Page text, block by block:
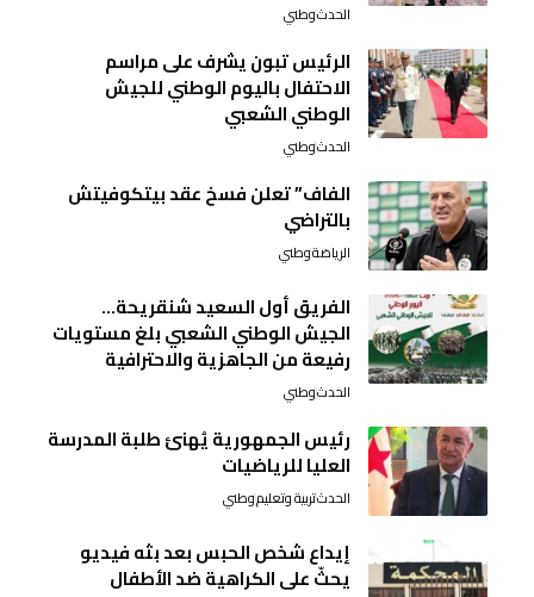
الحدثوطني
الرئيس تبون يشرف على مراسم
الاحتفال باليوم الوطني للجيش
الوطني الشعبي
الحدثوطني
الفاف” تعلن فسخ عقد بيتكوفيتش
بالتراضي
الرياضةوطني
الفريق أول السعيد شنقريحة…
الجيش الوطني الشعبي بلغ مستويات
رفيعة من الجاهزية والاحترافية
الحدثوطني
رئيس الجمهورية يُهنئ طلبة المدرسة
العليا للرياضيات
الحدثتربية وتعليموطني
إيداع شخص الحبس بعد بثه فيديو
يحثّ على الكراهية ضد الأطفال